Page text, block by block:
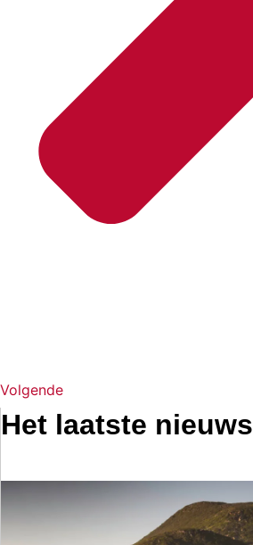
Volgende
Het laatste nieuws